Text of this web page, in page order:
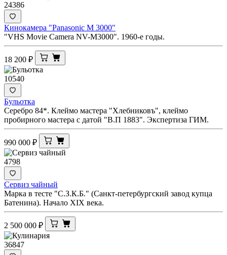
24386
Кинокамера "Panasonic M 3000"
"VHS Movie Camera NV-M3000". 1960-е годы.
18 200 ₽
10540
Бульотка
Серебро 84*. Клеймо мастера "Хлебниковъ", клеймо
пробирного мастера с датой "В.П 1883". Экспертиза ГИМ.
990 000 ₽
4798
Сервиз чайный
Марка в тесте "С.З.К.Б." (Санкт-петербургский завод купца
Батенина). Начало XIX века.
2 500 000 ₽
36847